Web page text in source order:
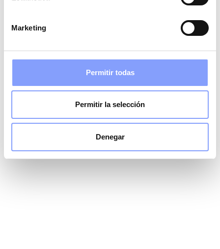
Marketing
Permitir todas
Permitir la selección
Denegar